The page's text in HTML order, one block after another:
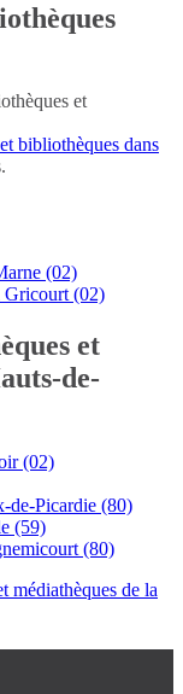
et
bibliothèques dans
(02)
Gricourt (02)
et
de-
(02)
de-Picardie (80)
(59)
(80)
médiathèques de la